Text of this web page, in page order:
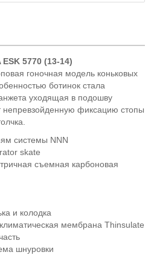
5770 (13-14)
гоночная модель коньковых
ботинок стала
уходящая в подошву
непревзойденную фиксацию стопы
системы NNN
skate
съемная карбоновая
и колодка
мембрана Thinsulate
шнуровки